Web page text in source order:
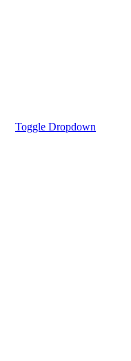
Toggle Dropdown